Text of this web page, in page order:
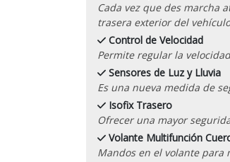
Cada vez que des marcha
trasera exterior del
Control de Velocidad
Permite regular la
Sensores de Luz y Lluvia
Es una nueva medida de
Isofix Trasero
Ofrecer una mayor
Volante Multifunción
Mandos en el volante para